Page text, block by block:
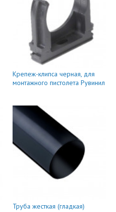
Крепеж-клипса черная, для
монтажного пистолета Рувинил
Труба жесткая (гладкая)